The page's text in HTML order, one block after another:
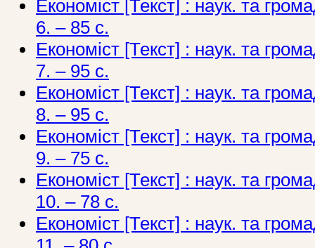
Економіст [Текст] : наук. та
6. – 85 с.
Економіст [Текст] : наук. та
7. – 95 с.
Економіст [Текст] : наук. та
8. – 95 с.
Економіст [Текст] : наук. та
9. – 75 c.
Економіст [Текст] : наук. та
10. – 78 с.
Економіст [Текст] : наук. та